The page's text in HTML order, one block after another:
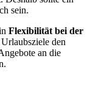
sein.
Flexibilität bei der
den
an die